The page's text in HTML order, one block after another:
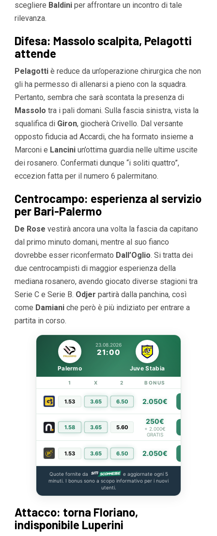
scegliere Baldini per affrontare un incontro di tale
rilevanza.
Difesa: Massolo scalpita, Pelagotti
attende
Pelagotti è reduce da un’operazione chirurgica che non
gli ha permesso di allenarsi a pieno con la squadra.
Pertanto, sembra che sarà scontata la presenza di
Massolo tra i pali domani. Sulla fascia sinistra, vista la
squalifica di Giron, giocherà Crivello. Dal versante
opposto fiducia ad Accardi, che ha formato insieme a
Marconi e Lancini un’ottima guardia nelle ultime uscite
dei rosanero. Confermati dunque “i soliti quattro”,
eccezion fatta per il numero 6 palermitano.
Centrocampo: esperienza al servizio
per Bari-Palermo
De Rose vestirà ancora una volta la fascia da capitano
dal primo minuto domani, mentre al suo fianco
dovrebbe esser riconfermato Dall’Oglio. Si tratta dei
due centrocampisti di maggior esperienza della
mediana rosanero, avendo giocato diverse stagioni tra
Serie C e Serie B. Odjer partirà dalla panchina, così
come Damiani che però è più indiziato per entrare a
partita in corso.
23.08.2026
21:00
Palermo Juve Stabia
1 X 2 BONUS
1.53 3.65 6.50 2.050€
1.58 3.65 5.60
250€
+ 2.000€
GRATIS
1.53 3.65 6.50 2.050€
Quote fornite da
e aggiornate ogni 5
minuti. I bonus sono a scopo informativo per i nuovi
utenti.
Attacco: torna Floriano,
indisponibile Luperini